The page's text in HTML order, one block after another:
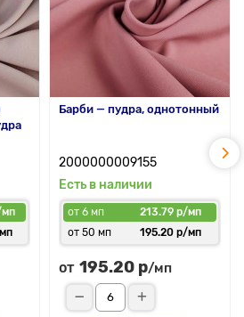
Барби — пудра, однотонный
2000000009155
Есть в наличии
от 6 мп
213.79 р/мп
от 50 мп
195.20 р/мп
от 195.20 р/мп